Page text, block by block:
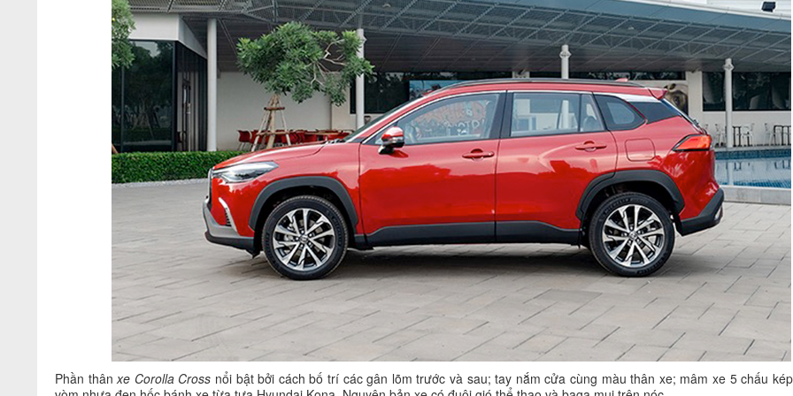
Phần thânxe Corolla Cross nổi bật bởi cách bố trí các gân lõm trước và sau; tay nắm cửa cùng màu thân xe; mâm xe 5 chấu